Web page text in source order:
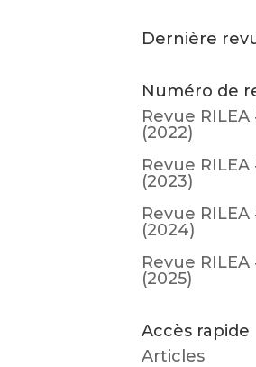
Dernière
Numéro de
Revue RILEA
(2022)
Revue RILEA
(2023)
Revue RILEA
(2024)
Revue
(2025)
Accès rapide
Articles